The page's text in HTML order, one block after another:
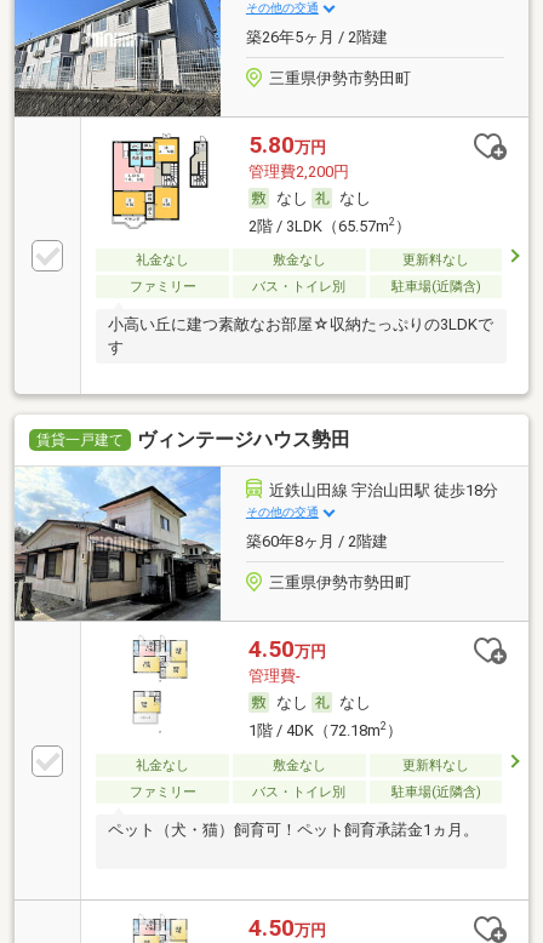
その他の交通
築26年5ヶ月 / 2階建
三重県伊勢市勢田町
5.80万円
管理費2,200円
なし
なし
2階 / 3LDK（65.57m2）
礼金なし 敷金なし
更新料なし
ファミリー
バス・トイレ別 駐車場(近隣含)
小高い丘に建つ素敵なお部屋☆収納たっぷりの3LDKで
す
賃貸一戸建て ヴィンテージハウス勢田
近鉄山田線 宇治山田駅 徒歩18分
その他の交通
築60年8ヶ月 / 2階建
三重県伊勢市勢田町
4.50万円
管理費-
なし
なし
1階 / 4DK（72.18m2）
礼金なし 敷金なし
更新料なし
ファミリー
バス・トイレ別 駐車場(近隣含)
ペット（犬・猫）飼育可！ペット飼育承諾金1ヵ月。
4.50万円